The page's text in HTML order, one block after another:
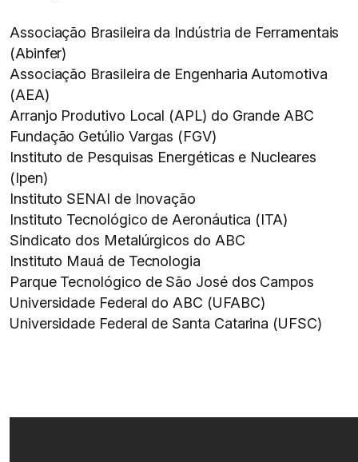
Associação Brasileira da Indústria de Ferramentais
(Abinfer)
Associação Brasileira de Engenharia Automotiva
(AEA)
Arranjo Produtivo Local (APL) do Grande ABC
Fundação Getúlio Vargas (FGV)
Instituto de Pesquisas Energéticas e Nucleares
(Ipen)
Instituto SENAI de Inovação
Instituto Tecnológico de Aeronáutica (ITA)
Sindicato dos Metalúrgicos do ABC
Instituto Mauá de Tecnologia
Parque Tecnológico de São José dos Campos
Universidade Federal do ABC (UFABC)
Universidade Federal de Santa Catarina (UFSC)